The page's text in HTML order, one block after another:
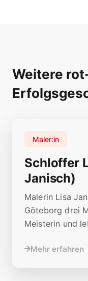
Weitere
Schloffer
Janisch)
Maler:in
Malerin Lisa
Göteborg drei
Meisterin und
Mehr erfahren